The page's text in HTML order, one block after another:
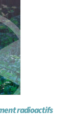
radioactifs